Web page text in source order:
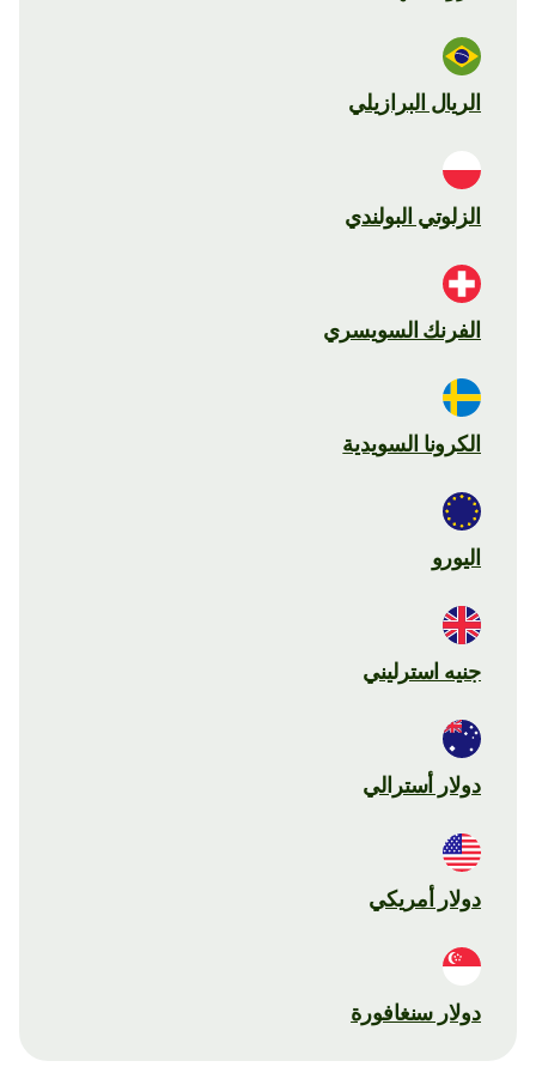
الريال البرازيلي
الزلوتي البولندي
الفرنك السويسري
الكرونا السويدية
اليورو
جنيه استرليني
دولار أسترالي
دولار أمريكي
دولار سنغافورة